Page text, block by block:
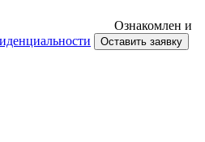
Ознакомлен и
Оставить заявку